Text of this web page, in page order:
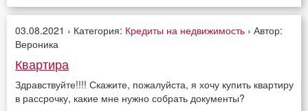
03.08.2021 › Категория: Кредиты на недвижимость › Автор:
Вероника
Квартира
Здравствуйте!!!! Скажите, пожалуйста, я хочу купить квартиру
в рассрочку, какие мне нужно собрать документы?